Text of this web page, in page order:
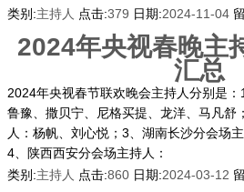
类别:主持人 点击:379 日期:2024-11-04
2024年央视春晚主
汇总
2024年央视春节联欢晚会主持人分别是
鲁豫、撒贝宁、尼格买提、龙洋、马凡舒
人：杨帆、刘心悦；3、湖南长沙分会场
4、陕西西安分会场主持人：
类别:主持人 点击:860 日期:2024-03-12